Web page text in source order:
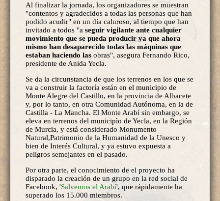
Al finalizar la jornada, los organizadores se muestran
"contentos y agradecidos a todas las personas que han
podido acudir" en un día caluroso, al tiempo que han
invitado a todos "a seguir vigilante ante cualquier
movimiento que se pueda producir ya que ahora
mismo han desaparecido todas las máquinas que
estaban haciendo las obras", asegura Fernando Rico,
presidente de Anida Yecla.
Se da la circunstancia de que los terrenos en los que se
va a construir la factoría están en el municipio de
Monte Alegre del Castillo, en la provincia de Albacete
y, por lo tanto, en otra Comunidad Autónoma, en la de
Castilla - La Mancha. El Monte Arabí sin embargo, se
eleva en terrenos del municipìo de Yecla, en la Región
de Murcia, y está considerado Monumento
Natural,Patrimonio de la Humanidad de la Unesco y
bien de Interés Cultural, y ya estuvo expuesta a
peligros semejantes en el pasado.
Por otra parte, el conocimiento de el proyecto ha
disparado la creación de un grupo en la red social de
Facebook, 'Salvemos el Arabí', que rápidamente ha
superado los 15.000 miembros.